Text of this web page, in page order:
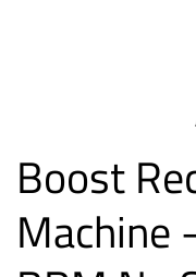
Boost
Machine